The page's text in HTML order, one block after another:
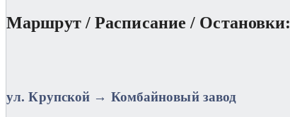
Маршрут / Расписание / Остановки:
ул. Крупской → Комбайновый завод